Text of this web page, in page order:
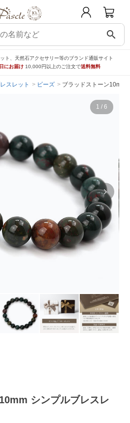
search
ト、天然石アクセサリー等のブランド通販サイト
にお届け 10,000円以上のご注文で送料無料
スレット ビーズ ブラッドストーン10mm
1 / 6
シンプルブレスレ